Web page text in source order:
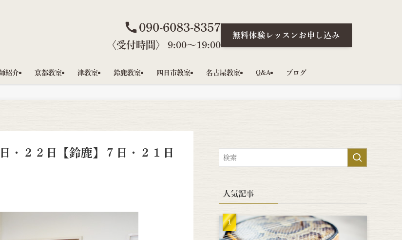
紹介 京都教室 津教室 鈴鹿教室 四日市教室 名古屋教室 Q&A ブログ
090-6083-8357
〈受付時間〉 9:00〜19:00
無料体験レッスンお申し込み
・２２日【鈴鹿】７日・２１日
人気記事